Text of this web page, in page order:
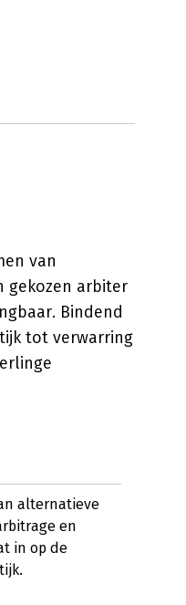
van
gekozen arbiter
Bindend
tot verwarring
alternatieve
en
in op de